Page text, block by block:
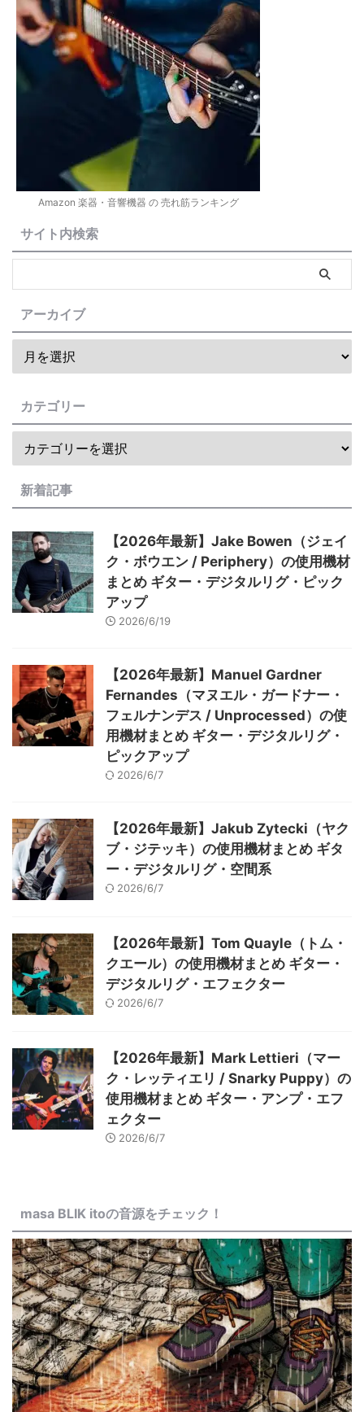
Amazon 楽器・音響機器 の 売れ筋ランキング
サイト内検索
アーカイブ
カテゴリー
新着記事
【2026年最新】Jake Bowen（ジェイ
ク・ボウエン / Periphery）の使用機材
まとめ ギター・デジタルリグ・ピック
アップ
2026/6/19
【2026年最新】Manuel Gardner
Fernandes（マヌエル・ガードナー・
フェルナンデス / Unprocessed）の使
用機材まとめ ギター・デジタルリグ・
ピックアップ
2026/6/7
【2026年最新】Jakub Zytecki（ヤク
ブ・ジテッキ）の使用機材まとめ ギタ
ー・デジタルリグ・空間系
2026/6/7
【2026年最新】Tom Quayle（トム・
クエール）の使用機材まとめ ギター・
デジタルリグ・エフェクター
2026/6/7
【2026年最新】Mark Lettieri（マー
ク・レッティエリ / Snarky Puppy）の
使用機材まとめ ギター・アンプ・エフ
ェクター
2026/6/7
masa BLIK itoの音源をチェック！